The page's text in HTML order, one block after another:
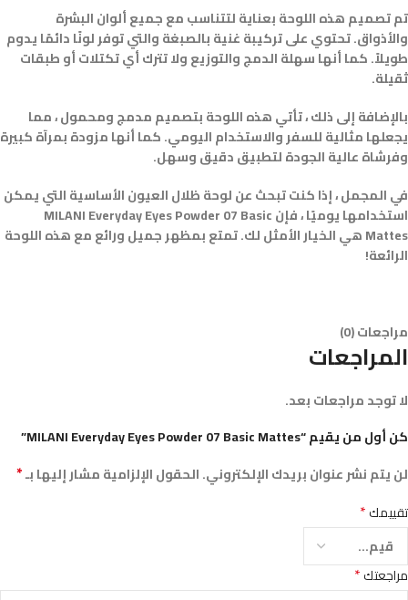
تم تصميم هذه اللوحة بعناية لتتناسب مع جميع ألوان البشرة
والأذواق. تحتوي على تركيبة غنية بالصبغة والتي توفر لونًا دائمًا يدوم
طويلاً. كما أنها سهلة الدمج والتوزيع ولا تترك أي تكتلات أو طبقات
ثقيلة.
بالإضافة إلى ذلك ، تأتي هذه اللوحة بتصميم مدمج ومحمول ، مما
يجعلها مثالية للسفر والاستخدام اليومي. كما أنها مزودة بمرآة كبيرة
وفرشاة عالية الجودة لتطبيق دقيق وسهل.
في المجمل ، إذا كنت تبحث عن لوحة ظلال العيون الأساسية التي يمكن
استخدامها يوميًا ، فإن MILANI Everyday Eyes Powder 07 Basic
Mattes هي الخيار الأمثل لك. تمتع بمظهر جميل ورائع مع هذه اللوحة
الرائعة!
مراجعات (0)
المراجعات
لا توجد مراجعات بعد.
كن أول من يقيم “MILANI Everyday Eyes Powder 07 Basic Mattes”
لن يتم نشر عنوان بريدك الإلكتروني.الحقول الإلزامية مشار إليها بـ*
تقييمك*
مراجعتك*